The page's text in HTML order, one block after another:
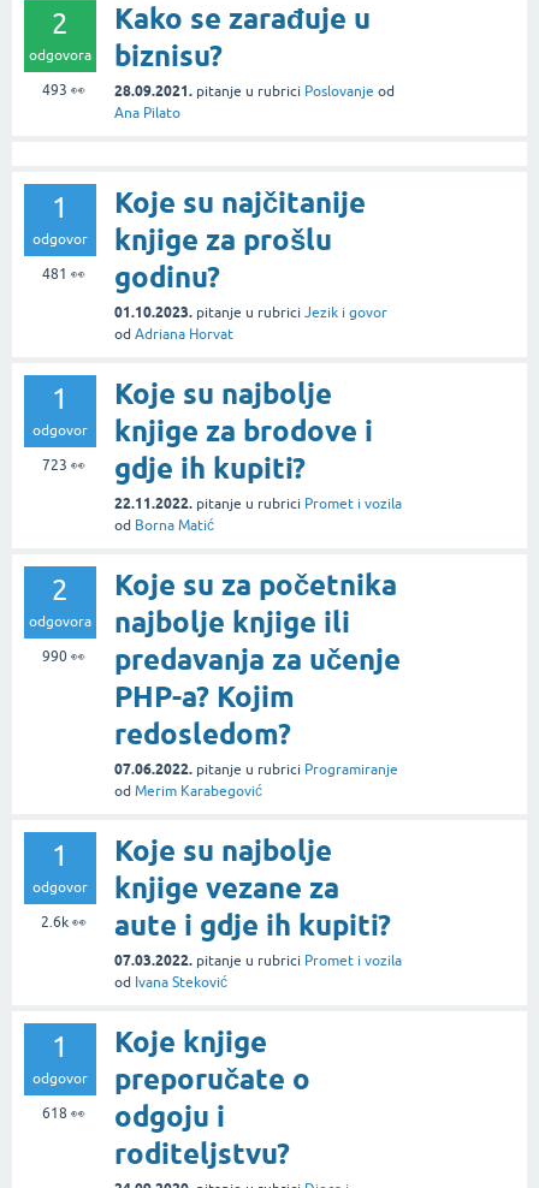
2
odgovora
493 👀
Kako se zarađuje u
biznisu?
28.09.2021. pitanje u rubrici Poslovanje od
Ana Pilato
1
odgovor
481 👀
Koje su najčitanije
knjige za prošlu
godinu?
01.10.2023. pitanje u rubrici Jezik i govor
od Adriana Horvat
1
odgovor
723 👀
Koje su najbolje
knjige za brodove i
gdje ih kupiti?
22.11.2022. pitanje u rubrici Promet i vozila
od Borna Matić
2
odgovora
990👀
Koje su za početnika
najbolje knjige ili
predavanja za učenje
PHP-a? Kojim
redosledom?
07.06.2022. pitanje u rubrici Programiranje
od Merim Karabegović
1
odgovor
2.6k👀
Koje su najbolje
knjige vezane za
aute i gdje ih kupiti?
07.03.2022. pitanje u rubrici Promet i vozila
od Ivana Steković
1
odgovor
618 👀
Koje knjige
preporučate o
odgoju i
roditeljstvu?